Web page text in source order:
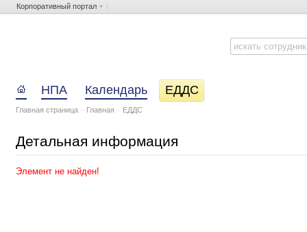
Корпоративный портал
НПА Календарь ЕДДС
Главная страница Главная ЕДДС
Детальная информация
Элемент не найден!